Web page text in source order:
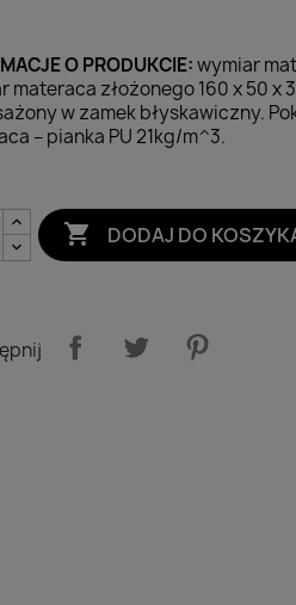
O PRODUKCIE:wymiar
materaca złożonego 160 x 50 x
w zamek błyskawiczny.
– pianka PU 21kg/m^3.
 DODAJ DO